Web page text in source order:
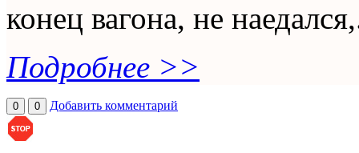
конец вагона, не
Подробнее >>
0 0 Добавить комментарий